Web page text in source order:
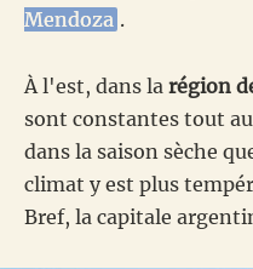
Mendoza .
À l'est, dans la région
sont constantes tout
dans la saison sèche
climat y est plus
Bref, la capitale